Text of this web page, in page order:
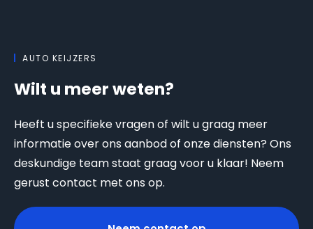
AUTO KEIJZERS
Wilt u meer weten?
Heeft u specifieke vragen of wilt u graag meer
informatie over ons aanbod of onze diensten? Ons
deskundige team staat graag voor u klaar! Neem
gerust contact met ons op.